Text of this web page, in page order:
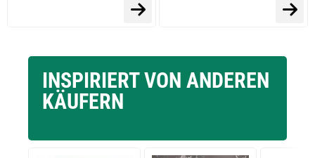
INSPIRIERT VON ANDEREN
KÄUFERN